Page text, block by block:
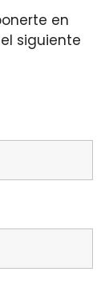
en
siguiente